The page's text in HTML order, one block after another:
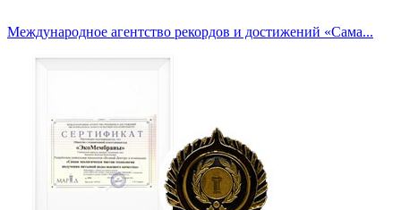
Международное агентство рекордов и достижений «Сама...